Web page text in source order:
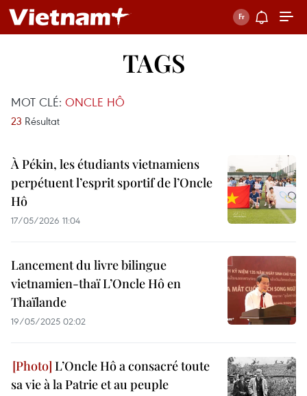
TAGS
MOT CLÉ: ONCLE HÔ
23 Résultat
À Pékin, les étudiants vietnamiens
perpétuent l’esprit sportif de l’Oncle
Hô
17/05/2026 11:04
Lancement du livre bilingue
vietnamien-thaï L’Oncle Hô en
Thaïlande
19/05/2025 02:02
L’Oncle Hô a consacré toute
sa vie à la Patrie et au peuple